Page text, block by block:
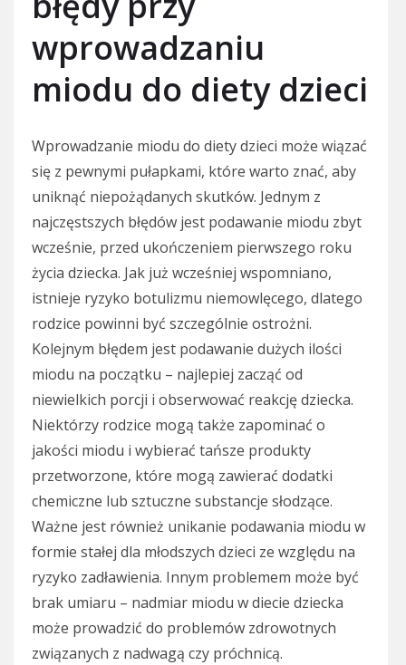
wprowadzaniu
miodu do diety dzieci
Wprowadzanie miodu do diety dzieci może wiązać
się z pewnymi pułapkami, które warto znać, aby
uniknąć niepożądanych skutków. Jednym z
najczęstszych błędów jest podawanie miodu zbyt
wcześnie, przed ukończeniem pierwszego roku
życia dziecka. Jak już wcześniej wspomniano,
istnieje ryzyko botulizmu niemowlęcego, dlatego
rodzice powinni być szczególnie ostrożni.
Kolejnym błędem jest podawanie dużych ilości
miodu na początku – najlepiej zacząć od
niewielkich porcji i obserwować reakcję dziecka.
Niektórzy rodzice mogą także zapominać o
jakości miodu i wybierać tańsze produkty
przetworzone, które mogą zawierać dodatki
chemiczne lub sztuczne substancje słodzące.
Ważne jest również unikanie podawania miodu w
formie stałej dla młodszych dzieci ze względu na
ryzyko zadławienia. Innym problemem może być
brak umiaru – nadmiar miodu w diecie dziecka
może prowadzić do problemów zdrowotnych
związanych z nadwagą czy próchnicą.